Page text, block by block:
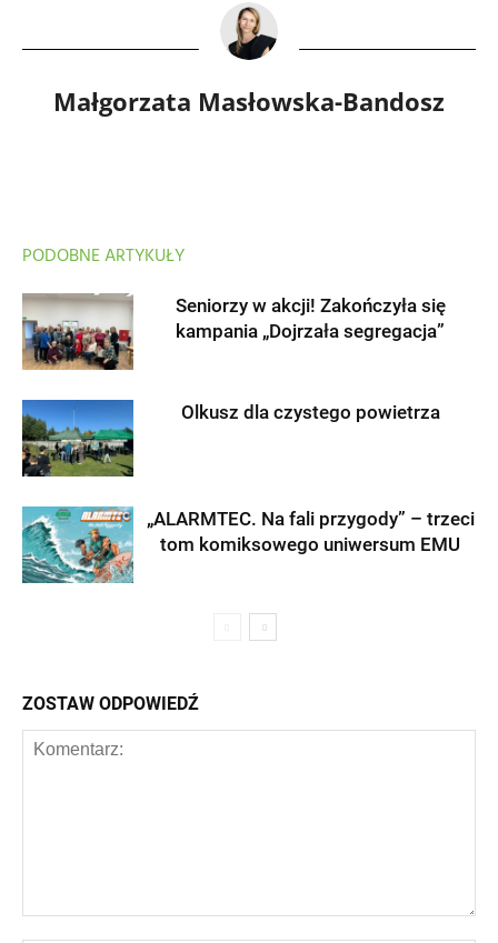
Małgorzata Masłowska-Bandosz
PODOBNE ARTYKUŁY
Seniorzy w akcji! Zakończyła się
kampania „Dojrzała segregacja”
Olkusz dla czystego powietrza
„ALARMTEC. Na fali przygody” – trzeci
tom komiksowego uniwersum EMU
ZOSTAW ODPOWIEDŹ